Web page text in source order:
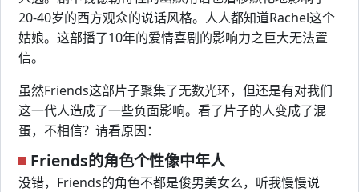
20-40岁的西方观众的说话风格。人人都知道Rachel这个
姑娘。这部播了10年的爱情喜剧的影响力之巨大无法置
信。
虽然Friends这部片子聚集了无数光环，但还是有对我们
这一代人造成了一些负面影响。看了片子的人变成了混
蛋，不相信？请看原因：
Friends的角色个性像中年人
没错，Friends的角色不都是俊男美女么，听我慢慢说